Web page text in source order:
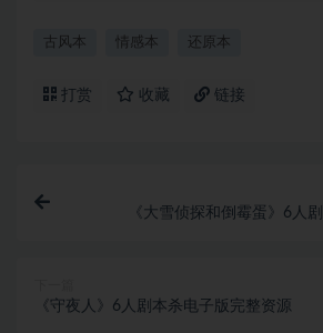
古风本 情感本 还原本
打赏 收藏 链接
《大雪侦探和倒霉蛋》6人
《守夜人》6人剧本杀电子版完整资源